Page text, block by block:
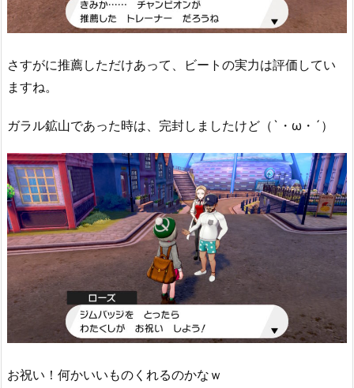
さすがに推薦しただけあって、ビートの実力は評価してい
ますね。
ガラル鉱山であった時は、完封しましたけど（`・ω・´）
お祝い！何かいいものくれるのかなｗ